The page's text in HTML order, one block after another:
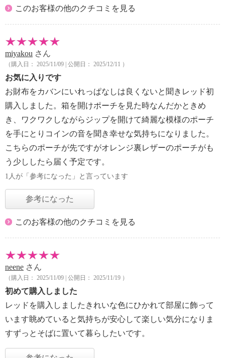
このお客様の他のクチコミを見る
miyakou さん
（購入日： 2025/11/09 | 公開日： 2025/12/11 ）
お気に入りです
お財布をカバンにいれっぱなしは良くないと聞きレッド初
購入しました。箱を開けポーチを見た時なんだかときめ
き、ワクワクしながらジップを開けて綺麗な模様のポーチ
を手にとりコインの音を聞き幸せな気持ちになりました。
こちらのポーチが先ですがオレンジ裏レザーのポーチがも
う少ししたら届く予定です。
1人が「参考になった」と言っています
参考になった
このお客様の他のクチコミを見る
neene さん
（購入日： 2025/11/09 | 公開日： 2025/11/19 ）
初めて購入しました
レッドを購入しましたきれいな色にひかれて部屋に飾って
います眺めていると気持ちが安心して楽しい気分になりま
すずっとそばに置いて暮らしたいです。